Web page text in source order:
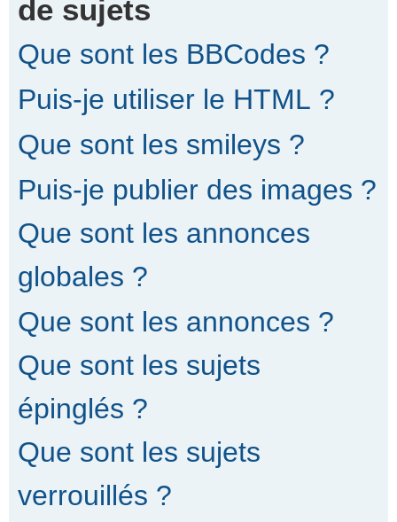
de sujets
Que sont les BBCodes ?
Puis-je utiliser le HTML ?
Que sont les smileys ?
Puis-je publier des images ?
Que sont les annonces
globales ?
Que sont les annonces ?
Que sont les sujets
épinglés ?
Que sont les sujets
verrouillés ?